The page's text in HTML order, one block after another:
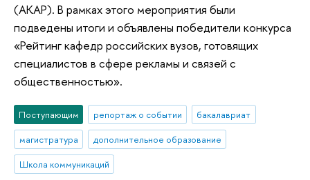
(АКАР). В рамках этого мероприятия были
подведены итоги и объявлены победители конкурса
«Рейтинг кафедр российских вузов, готовящих
специалистов в сфере рекламы и связей с
общественностью».
Поступающим репортаж о событии
бакалавриат
магистратура
дополнительное образование
Школа коммуникаций